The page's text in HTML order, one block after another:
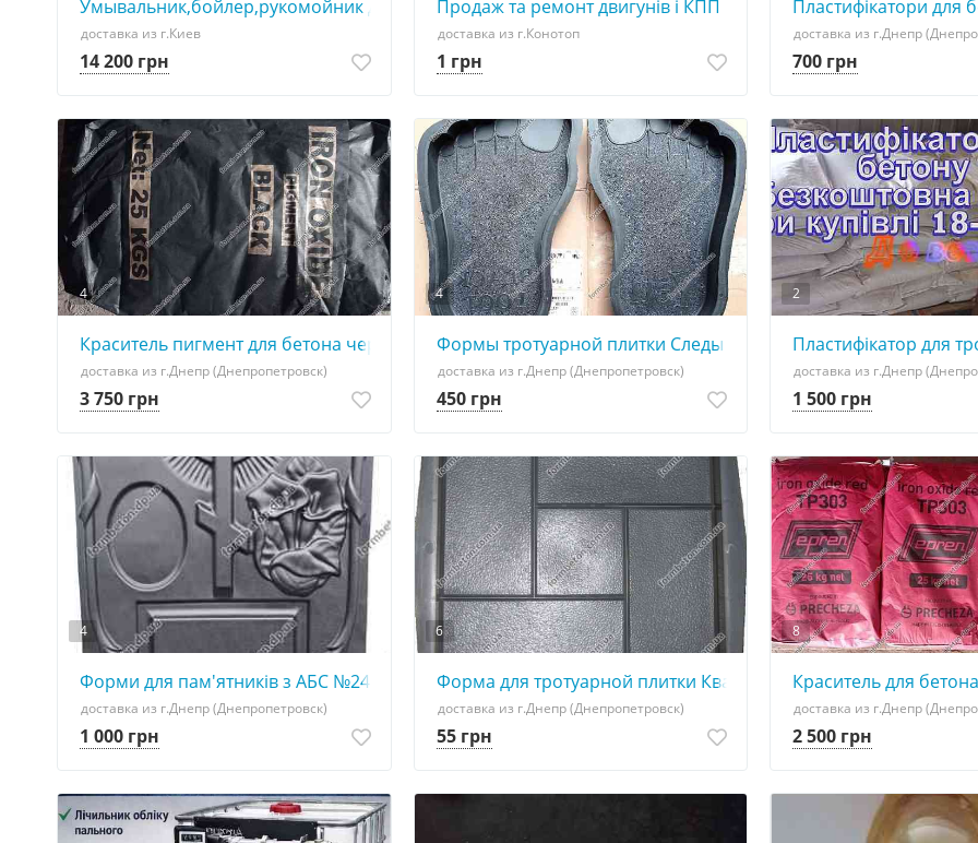
Умывальник,бойлер,рукомойник Дачник с подогревом воды
доставка из г.Киев
14 200 грн
Продаж та ремонт двигунів і КПП | КАМАЗ, ЯМЗ, МТЗ, Т150,
доставка из г.Конотоп
1 грн
Пластифікатори
доставка из г.Днепр
700 грн
4
Краситель пигмент для бетона черный Чехия B-650
доставка из г.Днепр (Днепропетровск)
3 750 грн
4
Формы тротуарной плитки Следы Великанов садовая дорожка
доставка из г.Днепр (Днепропетровск)
450 грн
2
Пластифікатор для
доставка из г.Днепр
1 500 грн
4
Форми для пам'ятників з АБС №24 РАСПРОДАЖА
доставка из г.Днепр (Днепропетровск)
1 000 грн
6
Форма для тротуарной плитки Квадрат Кирпич 30х30
доставка из г.Днепр (Днепропетровск)
55 грн
8
Краситель для
доставка из г.Днепр
2 500 грн